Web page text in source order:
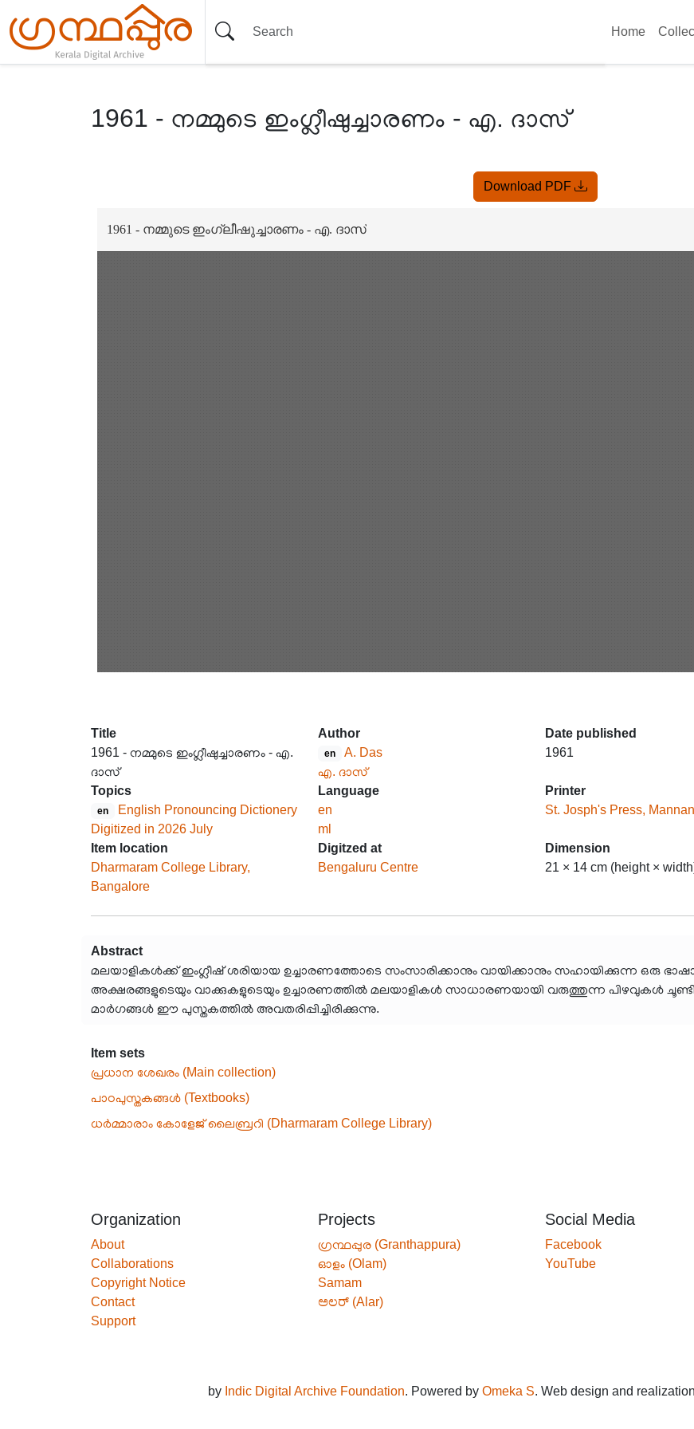
Home
1961 - നമ്മുടെ ഇംഗ്ലീഷുച്ചാരണം - എ. ദാസ്
Download PDF
Title
1961 - നമ്മുടെ ഇംഗ്ലീഷുച്ചാരണം - എ.
ദാസ്
Author
en
A. Das
എ. ദാസ്
Date published
1961
Topics
en
English Pronouncing Dictionery
Digitized in 2026 July
Language
en
ml
Printer
St. Josph's Press,
Item location
Dharmaram College Library,
Bangalore
Digitzed at
Bengaluru Centre
Dimension
21 × 14 cm (height ×
Abstract
മലയാളികൾക്ക് ഇംഗ്ലീഷ് ശരിയായ ഉച്ചാരണത്തോടെ സംസാരിക്കാനും വായിക്കാനും സഹായിക്കുന്ന ഒരു
അക്ഷരങ്ങളുടെയും വാക്കുകളുടെയും ഉച്ചാരണത്തിൽ മലയാളികൾ സാധാരണയായി വരുത്തുന്ന പിഴവുകൾ
മാർഗങ്ങൾ ഈ പുസ്തകത്തിൽ അവതരിപ്പിച്ചിരിക്കുന്നു.
Item sets
പ്രധാന ശേഖരം (Main collection)
പാഠപുസ്തകങ്ങൾ (Textbooks)
ധർമ്മാരാം കോളേജ് ലൈബ്രറി (Dharmaram College Library)
Organization
About
Collaborations
Copyright Notice
Contact
Support
Projects
ഗ്രന്ഥപ്പുര (Granthappura)
ഓളം (Olam)
Samam
ಅಲರ್ (Alar)
Social Media
Facebook
YouTube
by Indic Digital Archive Foundation. Powered by Omeka S. Web design and